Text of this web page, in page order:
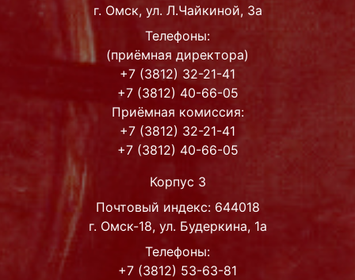
г. Омск, ул. Л.Чайкиной, 3а
Телефоны:
(приёмная директора)
+7 (3812) 32-21-41
+7 (3812) 40-66-05
Приёмная комиссия:
+7 (3812) 32-21-41
+7 (3812) 40-66-05
Корпус 3
Почтовый индекс: 644018
г. Омск-18, ул. Будеркина, 1а
Телефоны:
+7 (3812) 53-63-81